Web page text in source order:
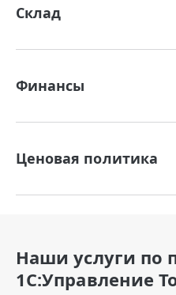
Склад
Финансы
Ценовая политика
Наши услуги по
1С:Управление